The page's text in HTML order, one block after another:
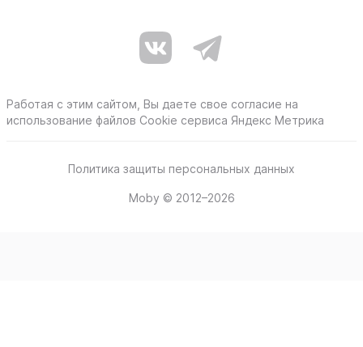
Работая с этим сайтом, Вы даете свое согласие на
использование файлов Cookie сервиса Яндекс Метрика
Политика защиты персональных данных
Moby © 2012–2026